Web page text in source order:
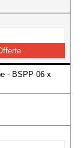
- BSPP 06 x